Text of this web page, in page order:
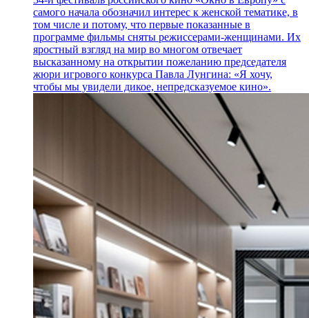
самого начала обозначил интерес к женской тематике, в
том числе и потому, что первые показанные в
программе фильмы сняты режиссерами-женщинами. Их
яростный взгляд на мир во многом отвечает
высказанному на открытии пожеланию председателя
жюри игрового конкурса Павла Лунгина: «Я хочу,
чтобы мы увидели дикое, непредсказуемое кино».